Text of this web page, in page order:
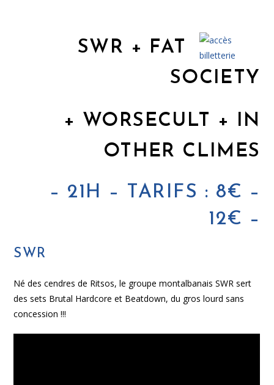
SWR + FAT
SOCIETY
+ WORSECULT + IN
OTHER CLIMES
– 21H – TARIFS : 8€ –
12€ –
SWR
Né des cendres de Ritsos, le groupe montalbanais SWR sert
des sets Brutal Hardcore et Beatdown, du gros lourd sans
concession !!!